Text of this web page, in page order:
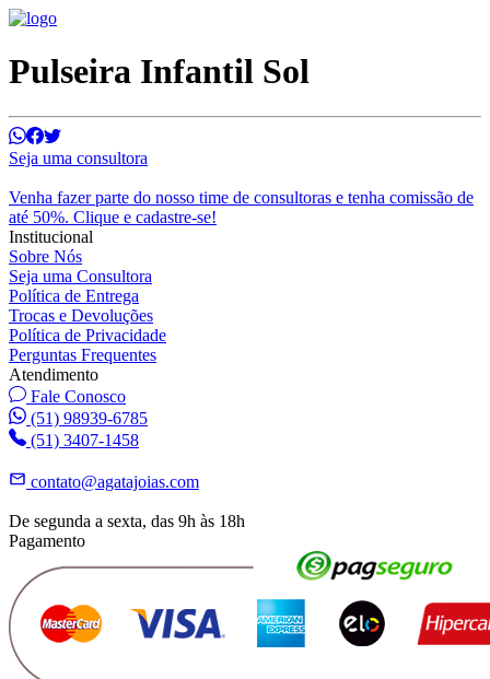
Pulseira Infantil Sol
Seja uma consultora
Venha fazer parte do nosso time de consultoras e tenha comissão de
até 50%. Clique e cadastre-se!
Institucional
Sobre Nós
Seja uma Consultora
Política de Entrega
Trocas e Devoluções
Política de Privacidade
Perguntas Frequentes
Atendimento
Fale Conosco
(51) 98939-6785
(51) 3407-1458
contato@agatajoias.com
De segunda a sexta, das 9h às 18h
Pagamento